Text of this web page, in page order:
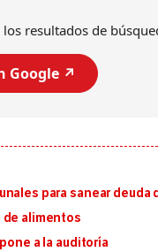
resultados de
Google ↗️
para sanear deuda
de alimentos
a la auditoría